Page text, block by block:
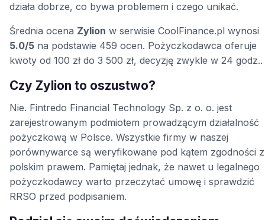
działa dobrze, co bywa problemem i czego unikać.
Średnia ocena Zylion w serwisie CoolFinance.pl wynosi
5.0/5 na podstawie 459 ocen. Pożyczkodawca oferuje
kwoty od 100 zł do 3 500 zł, decyzję zwykle w 24 godz..
Czy Zylion to oszustwo?
Nie. Fintredo Financial Technology Sp. z o. o. jest
zarejestrowanym podmiotem prowadzącym działalność
pożyczkową w Polsce. Wszystkie firmy w naszej
porównywarce są weryfikowane pod kątem zgodności z
polskim prawem. Pamiętaj jednak, że nawet u legalnego
pożyczkodawcy warto przeczytać umowę i sprawdzić
RRSO przed podpisaniem.